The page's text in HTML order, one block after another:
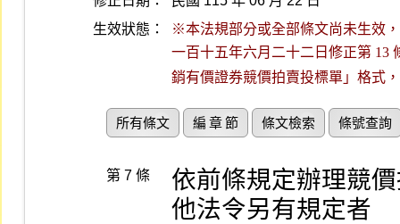
生效狀態：
※本法規部分或全部條文尚未生效
一百十五年六月二十二日修正第 13
銷有價證券競價拍賣投標單」格式
所有條文 編 章 節 條文檢索 條號查詢
第 7 條
依前條規定辦理競
他法令另有規定者